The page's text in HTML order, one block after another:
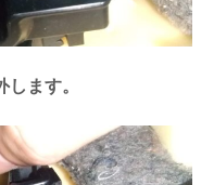
ます。